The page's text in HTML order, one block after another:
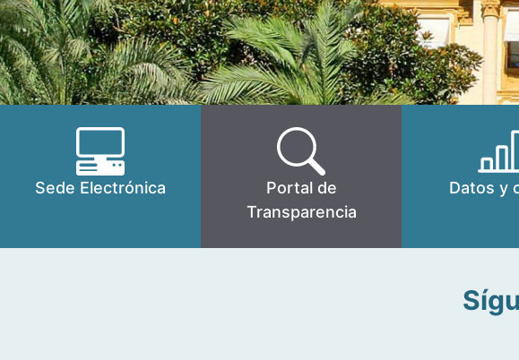
Sede Electrónica
Portal de
Transparencia
Datos y